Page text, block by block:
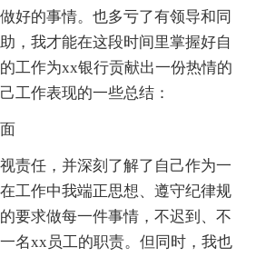
好的事情。也多亏了有领导和同
，我才能在这段时间里掌握好自
工作为xx银行贡献出一份热情的
工作表现的一些总结：
责任，并深刻了解了自己作为一
工作中我端正思想、遵守纪律规
要求做每一件事情，不迟到、不
名xx员工的职责。但同时，我也